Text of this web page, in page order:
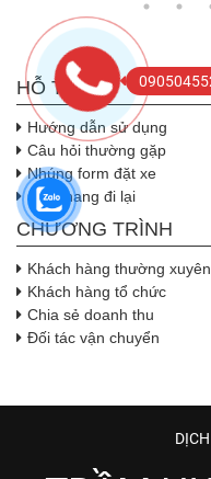
HỖ TRỢ
Hướng dẫn sử dụng
Câu hỏi thường gặp
Nhúng form đặt xe
Cẩm nang đi lại
CHƯƠNG TRÌNH
Khách hàng thường xuyên
Khách hàng tổ chức
Chia sẻ doanh thu
Đối tác vận chuyển